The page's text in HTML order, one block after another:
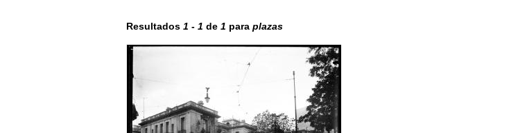
Resultados 1 - 1 de 1 para plazas